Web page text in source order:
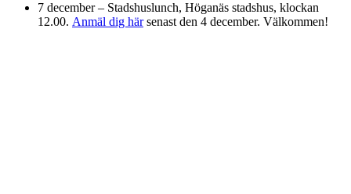
7 december – Stadshuslunch, Höganäs stadshus, klockan
12.00. Anmäl dig härsenast den 4 december. Välkommen!